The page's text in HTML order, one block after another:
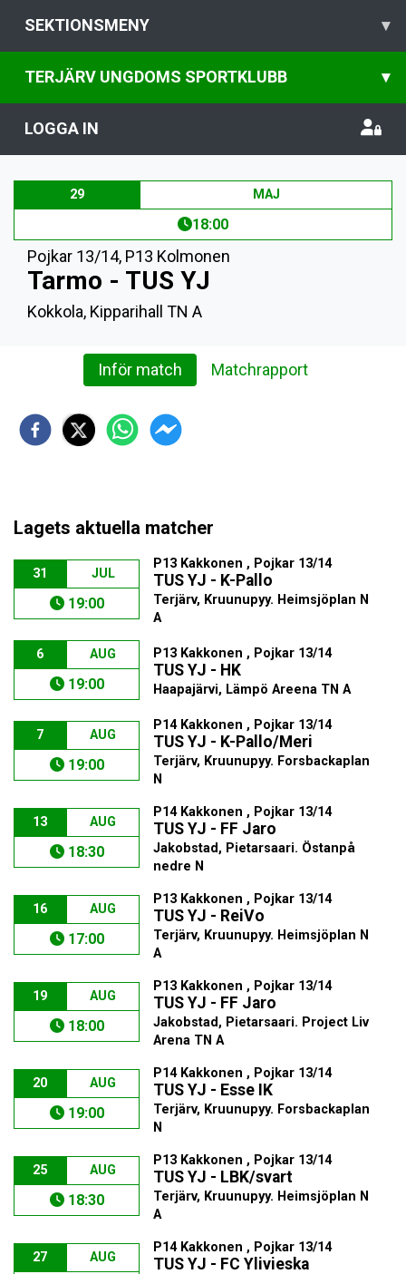
SEKTIONSMENY ▾
TERJÄRV UNGDOMS SPORTKLUBB ▾
LOGGA IN
29 MAJ
18:00
Pojkar 13/14, P13 Kolmonen
Tarmo - TUS YJ
Kokkola, Kipparihall TN A
Inför match Matchrapport
Lagets aktuella matcher
31 JUL
19:00
P13 Kakkonen , Pojkar 13/14
TUS YJ - K-Pallo
Terjärv, Kruunupyy. Heimsjöplan N
A
6 AUG
19:00
P13 Kakkonen , Pojkar 13/14
TUS YJ - HK
Haapajärvi, Lämpö Areena TN A
7 AUG
19:00
P14 Kakkonen , Pojkar 13/14
TUS YJ - K-Pallo/Meri
Terjärv, Kruunupyy. Forsbackaplan
N
13 AUG
18:30
P14 Kakkonen , Pojkar 13/14
TUS YJ - FF Jaro
Jakobstad, Pietarsaari. Östanpå
nedre N
16 AUG
17:00
P13 Kakkonen , Pojkar 13/14
TUS YJ - ReiVo
Terjärv, Kruunupyy. Heimsjöplan N
A
19 AUG
18:00
P13 Kakkonen , Pojkar 13/14
TUS YJ - FF Jaro
Jakobstad, Pietarsaari. Project Liv
Arena TN A
20 AUG
19:00
P14 Kakkonen , Pojkar 13/14
TUS YJ - Esse IK
Terjärv, Kruunupyy. Forsbackaplan
N
25 AUG
18:30
P13 Kakkonen , Pojkar 13/14
TUS YJ - LBK/svart
Terjärv, Kruunupyy. Heimsjöplan N
A
27 AUG
P14 Kakkonen , Pojkar 13/14
TUS YJ - FC Ylivieska